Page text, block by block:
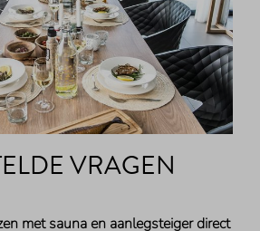
VRAGEN
met sauna en aanlegsteiger direct